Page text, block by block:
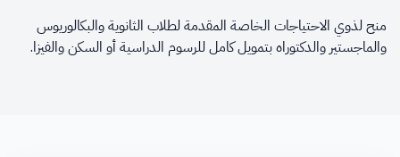
منح لذوي الاحتياجات الخاصة المقدمة لطلاب الثانوية والبكالوريوس
والماجستير والدكتوراه بتمويل كامل للرسوم الدراسية أو السكن والفيزا.